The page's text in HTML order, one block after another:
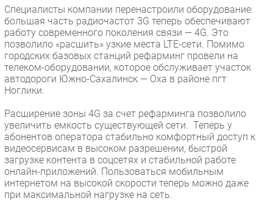
Проекты
IT класс
Тестовый стенд
Каталог компаний
Специалисты компании перенастроили оборудование:
большая часть радиочастот 3G теперь обеспечивают
работу современного поколения связи — 4G. Это
позволило «расшить» узкие места LTE-сети. Помимо
городских базовых станций рефарминг провели на
телеком-оборудовании, которое обслуживает участок
автодороги Южно-Сахалинск — Оха в районе пгт
Ноглики.
Расширение зоны 4G за счет рефарминга позволило
увеличить емкость существующей сети. Теперь у
абонентов оператора стабильно комфортный доступ к
видеосервисам в высоком разрешении, быстрой
загрузке контента в соцсетях и стабильной работе
онлайн-приложений. Пользоваться мобильным
интернетом на высокой скорости теперь можно даже
при максимальной нагрузке на сеть.